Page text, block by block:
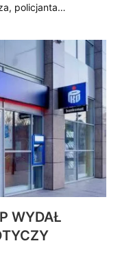
policjanta…
WYDAŁ